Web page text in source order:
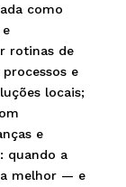
como
rotinas de
e
locais;
e
quando a
melhor — e